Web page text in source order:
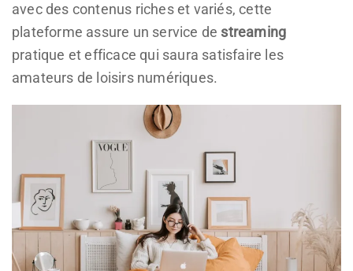
avec des contenus riches et variés, cette
plateforme assure un service de streaming
pratique et efficace qui saura satisfaire les
amateurs de loisirs numériques.